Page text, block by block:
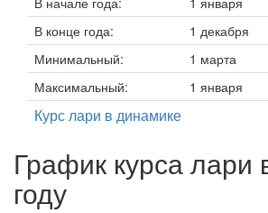
В конце года:
1 декабря
Минимальный:
1 марта
Максимальный:
1 января
Курс лари в динамике
График курса лари
году